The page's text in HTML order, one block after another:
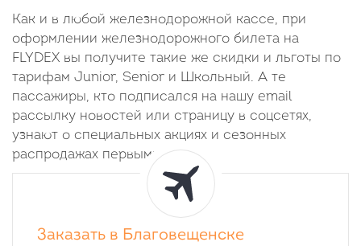
Как и в любой железнодорожной кассе, при
оформлении железнодорожного билета на
FLYDEX вы получите такие же скидки и льготы по
тарифам Junior, Senior и Школьный. А те
пассажиры, кто подписался на нашу email
рассылку новостей или страницу в соцсетях,
узнают о специальных акциях и сезонных
распродажах первыми.
Заказать в Благовещенске